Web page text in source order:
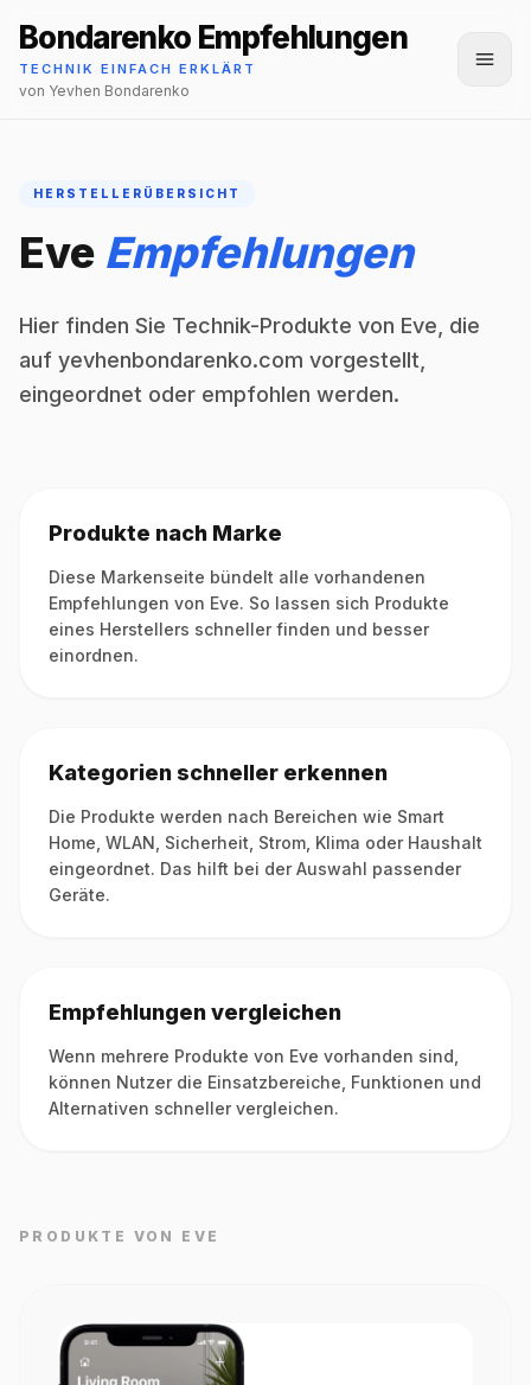
Bondarenko Empfehlungen
TECHNIK EINFACH ERKLÄRT
von Yevhen Bondarenko
HERSTELLERÜBERSICHT
Eve Empfehlungen
Hier finden Sie Technik-Produkte von Eve, die
auf yevhenbondarenko.com vorgestellt,
eingeordnet oder empfohlen werden.
Produkte nach Marke
Diese Markenseite bündelt alle vorhandenen
Empfehlungen von Eve. So lassen sich Produkte
eines Herstellers schneller finden und besser
einordnen.
Kategorien schneller erkennen
Die Produkte werden nach Bereichen wie Smart
Home, WLAN, Sicherheit, Strom, Klima oder Haushalt
eingeordnet. Das hilft bei der Auswahl passender
Geräte.
Empfehlungen vergleichen
Wenn mehrere Produkte von Eve vorhanden sind,
können Nutzer die Einsatzbereiche, Funktionen und
Alternativen schneller vergleichen.
PRODUKTE VON EVE